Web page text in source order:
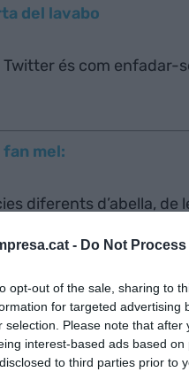
- Do Not
opt-out of the sale, sharing to
for targeted advertising
selection. Please note that
interest-based ads based
to third parties prior to
del lavabo
és com enfadar-
mel:
diferents d’abella, de
fer màgia, mutar el
portaven ulleres?